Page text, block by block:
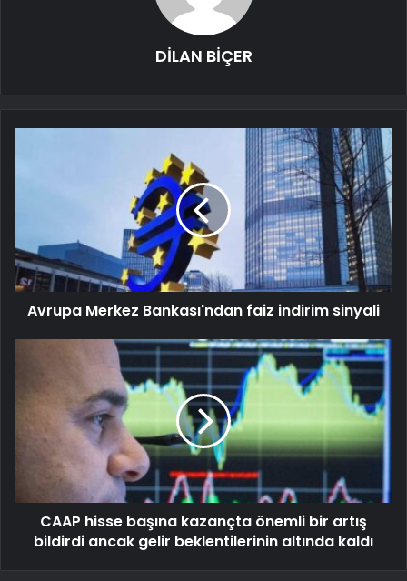
DİLAN BİÇER
Avrupa Merkez Bankası'ndan faiz indirim sinyali
CAAP hisse başına kazançta önemli bir artış
bildirdi ancak gelir beklentilerinin altında kaldı